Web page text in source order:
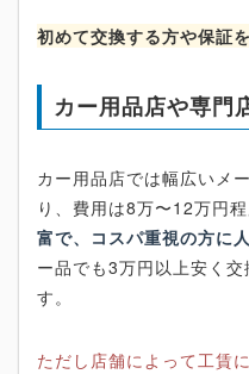
初めて交換する方や保証
カー用品店や専門
カー用品店では幅広いメ
り、費用は8万〜12万円程
富で、コスパ重視の方に
ー品でも3万円以上安く
す。
ただし店舗によって工賃